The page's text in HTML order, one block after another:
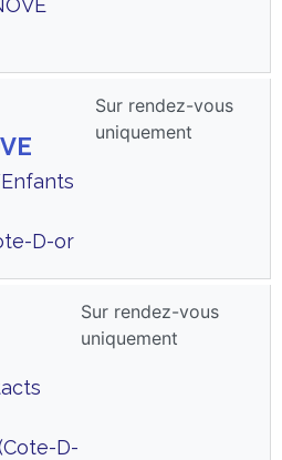
D-or
Sur rendez-vous
uniquement
D-
Sur rendez-vous
uniquement